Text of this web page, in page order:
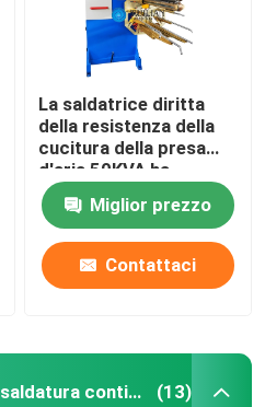
La saldatrice diritta
della resistenza della
cucitura della presa
d'aria 50KVA ha
automatizzato il
saldatore della
resistenza
Miglior prezzo
Contattaci
Macchina diritta della saldatura continua (13)